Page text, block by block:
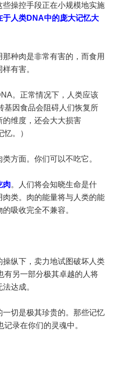
操控手段正在小规模地实施
于人类DNA中的庞大记忆大
种肉是非常有害的，而食用
有害。
。正常情况下，人类应该
基因食品会阻碍人们恢复所
维度，还会大大损害
。）
方面。你们可以不吃它。
肉。人们将会知晓生命是什
类。肉的能量将与人类的能
吸收完全不兼容。
纵下，卖力地试图破坏人类
有另一部分极其卓越的人将
达成。
切是极其珍贵的。那些记忆
录在你们的灵魂中。